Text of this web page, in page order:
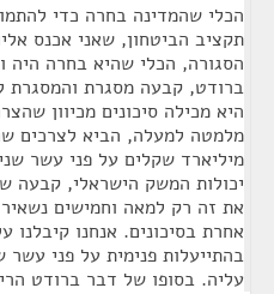
הכלי שהמדינה בחרה כדי
תקציב הביטחון, שאני אכנס
הסגורה, הכלי שהיא בחרה היה
ברודט, קבעה מסגרת והמסגרת
היא מכילה סיכונים מכיוון
מיליארד שקלים על פני עשר
יכולות המשק הישראלי, קבעה
את זה רק למאה וחמישים
אחרת בסיכונים. אנחנו
בהתייעלות פנימית על פני
עליה. בסופו של דבר ברודט